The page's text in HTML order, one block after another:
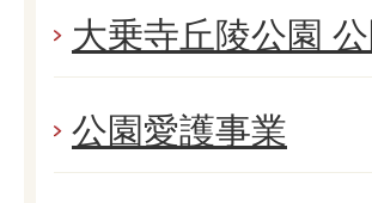
大乗寺丘陵公園
公園愛護事業